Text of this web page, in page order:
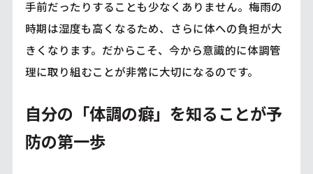
手前だったりすることも少なくありません。梅雨の
時期は湿度も高くなるため、さらに体への負担が大
きくなります。だからこそ、今から意識的に体調管
理に取り組むことが非常に大切になるのです。
自分の「体調の癖」を知ることが予
防の第一歩